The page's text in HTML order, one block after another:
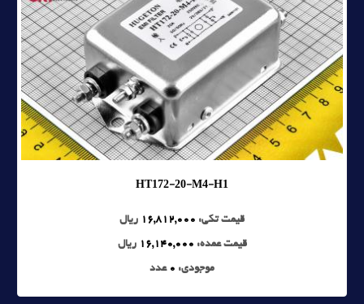
HT172-20-M4-H1
قیمت تکی: 16,812,000 ریال
قیمت عمده: 16,140,000 ریال
موجودی: 0 عدد